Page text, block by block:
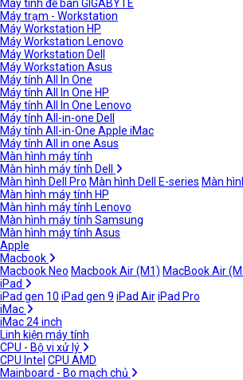
Máy tinh đề bàn GIGABYTE
Máy trạm - Workstation
Máy Workstation HP
Máy Workstation Lenovo
Máy Workstation Dell
Máy Workstation Asus
Máy tính All In One
Máy tính All In One HP
Máy tính All In One Lenovo
Máy tính All-in-one Dell
Máy tính All-in-One Apple iMac
Máy tính All in one Asus
Màn hình máy tính
Màn hình máy tính Dell
Màn hình Dell Pro Màn hình Dell E-series Màn
Màn hình máy tính HP
Màn hình máy tính Lenovo
Màn hình máy tính Samsung
Màn hình máy tính Asus
Apple
Macbook
Macbook Neo Macbook Air (M1) MacBook Air
iPad
iPad gen 10 iPad gen 9 iPad AiriPad Pro
iMac
iMac 24 inch
Linh kiện máy tính
CPU - Bộ vi xử lý
CPU Intel CPU AMD
Mainboard - Bo mạch chủ